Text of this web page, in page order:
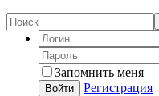
Запомнить меня
Войти
Регистрация